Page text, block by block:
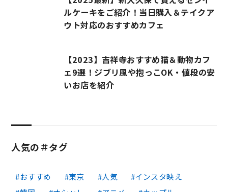
ルケーキをご紹介！当日購入＆テイクア
ウト対応のおすすめカフェ
【2023】吉祥寺おすすめ猫＆動物カフ
ェ9選！ジブリ風や抱っこOK・値段の安
いお店を紹介
人気の＃タグ
おすすめ 東京 人気
インスタ映え